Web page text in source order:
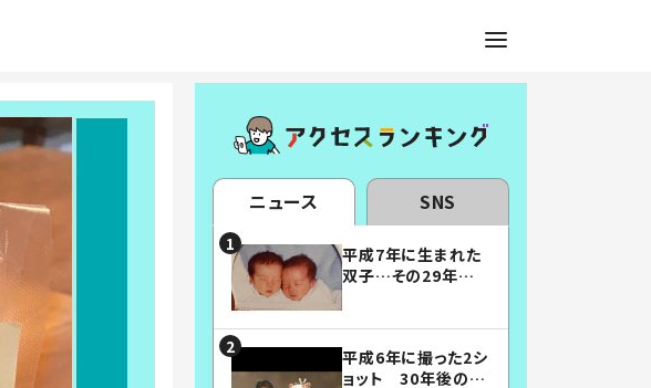
ニュース SNS
平成7年に生まれた
双子…その29年後
平成6年に撮った2シ
ョット 30年後の姿